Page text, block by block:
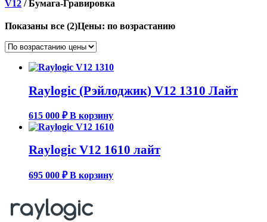
V12 / Бумага-Гравировка
Показаны все (2)Цены: по возрастанию
Raylogic (Рэйлоджик) V12 1310 Лайт
615 000 ₽ В корзину
Raylogic V12 1610 лайт
695 000 ₽ В корзину